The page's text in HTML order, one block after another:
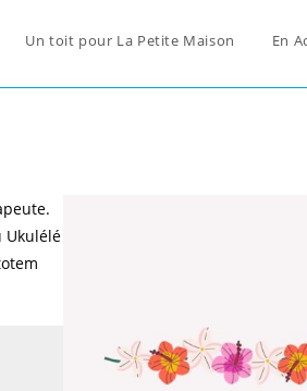
Un toit pour La Petite Maison En
Ukulélé